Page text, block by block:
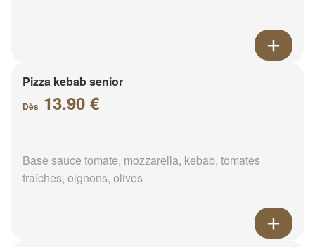
Pizza kebab senior
Dès 13.90 €
Base sauce tomate, mozzarella, kebab, tomates
fraîches, oignons, olives